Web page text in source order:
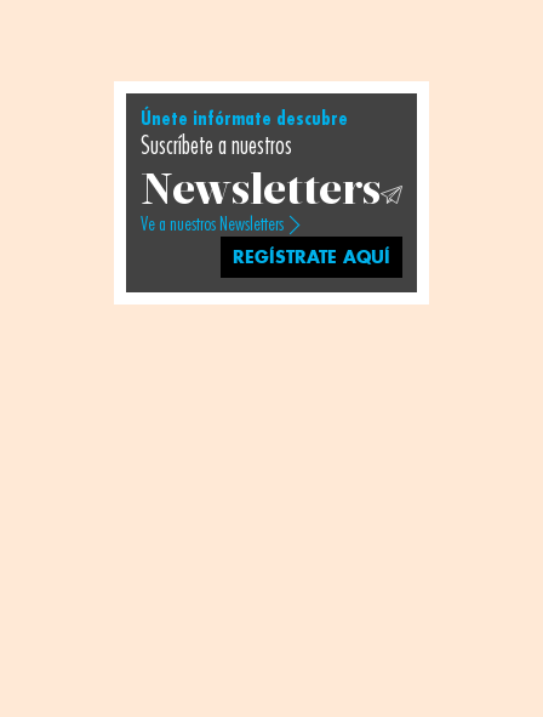
Únete infórmate descubre
Suscríbete a nuestros
Newsletters
Ve a nuestros Newsletters
REGÍSTRATE AQUÍ